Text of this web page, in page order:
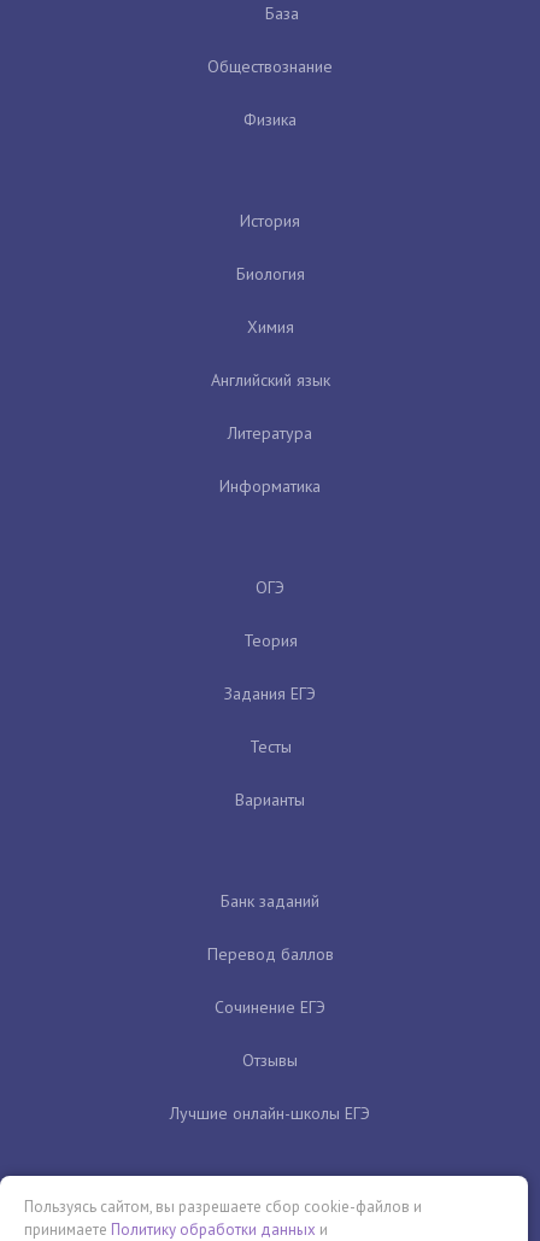
База
Обществознание
Физика
История
Биология
Химия
Английский язык
Литература
Информатика
ОГЭ
Теория
Задания ЕГЭ
Тесты
Варианты
Банк заданий
Перевод баллов
Сочинение ЕГЭ
Отзывы
Лучшие онлайн-школы ЕГЭ
Пользуясь сайтом, вы разрешаете сбор cookie-файлов и
принимаете Политику обработки данных и